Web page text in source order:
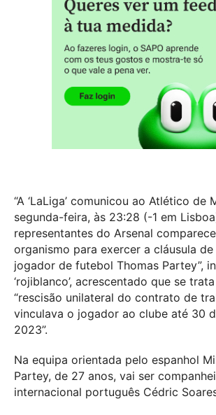
“A ‘LaLiga’ comunicou ao Atlético de
segunda-feira, às 23:28 (-1 em
representantes do Arsenal
organismo para exercer a cláusula
jogador de futebol Thomas Partey”,
‘rojiblanco’, acrescentado que se
“rescisão unilateral do contrato de
vinculava o jogador ao clube até 30
2023”.
Na equipa orientada pelo espanhol
Partey, de 27 anos, vai ser
internacional português Cédric